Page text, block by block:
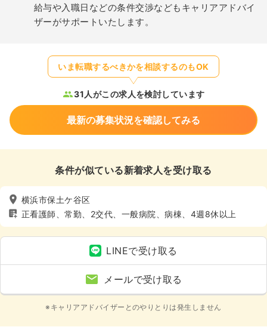
給与や入職日などの条件交渉などもキャリアアドバイ
ザーがサポートいたします。
いま転職するべきかを相談するのもOK
31人がこの求人を検討しています
最新の募集状況を確認してみる
条件が似ている新着求人を受け取る
横浜市保土ケ谷区
正看護師、常勤、2交代、一般病院、病棟、4週8休以上
LINEで受け取る
メールで受け取る
※キャリアアドバイザーとのやりとりは発生しません